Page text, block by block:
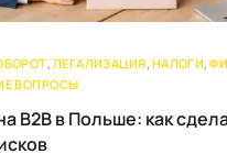
, ЛЕГАЛИЗАЦИЯ, НАЛОГИ,
ВОПРОСЫ
B2B в Польше: как